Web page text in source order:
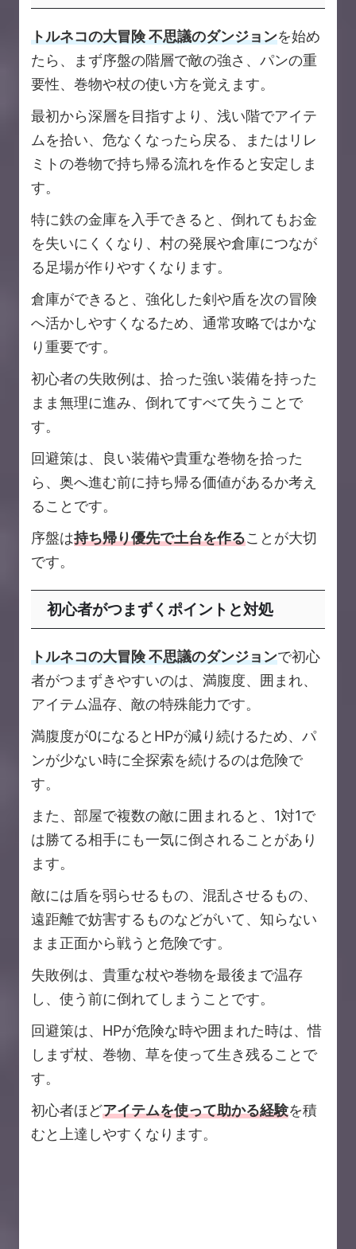
トルネコの大冒険 不思議のダンジョンを始め
たら、まず序盤の階層で敵の強さ、パンの重
要性、巻物や杖の使い方を覚えます。
最初から深層を目指すより、浅い階でアイテ
ムを拾い、危なくなったら戻る、またはリレ
ミトの巻物で持ち帰る流れを作ると安定しま
す。
特に鉄の金庫を入手できると、倒れてもお金
を失いにくくなり、村の発展や倉庫につなが
る足場が作りやすくなります。
倉庫ができると、強化した剣や盾を次の冒険
へ活かしやすくなるため、通常攻略ではかな
り重要です。
初心者の失敗例は、拾った強い装備を持った
まま無理に進み、倒れてすべて失うことで
す。
回避策は、良い装備や貴重な巻物を拾った
ら、奥へ進む前に持ち帰る価値があるか考え
ることです。
序盤は持ち帰り優先で土台を作ることが大切
です。
初心者がつまずくポイントと対処
トルネコの大冒険 不思議のダンジョンで初心
者がつまずきやすいのは、満腹度、囲まれ、
アイテム温存、敵の特殊能力です。
満腹度が0になるとHPが減り続けるため、パ
ンが少ない時に全探索を続けるのは危険で
す。
また、部屋で複数の敵に囲まれると、1対1で
は勝てる相手にも一気に倒されることがあり
ます。
敵には盾を弱らせるもの、混乱させるもの、
遠距離で妨害するものなどがいて、知らない
まま正面から戦うと危険です。
失敗例は、貴重な杖や巻物を最後まで温存
し、使う前に倒れてしまうことです。
回避策は、HPが危険な時や囲まれた時は、惜
しまず杖、巻物、草を使って生き残ることで
す。
初心者ほどアイテムを使って助かる経験を積
むと上達しやすくなります。